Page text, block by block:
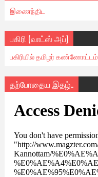
இணைந்திட
பகிரி (வாட்ஸ் அப்)
பகிரியில் தமிழர்
தற்போதைய இதழ்..